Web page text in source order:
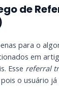
de
para o
em
Esse referral
o usuário